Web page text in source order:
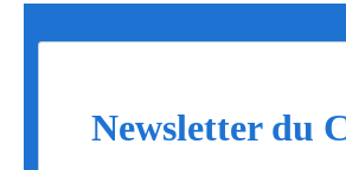
Newsletter du